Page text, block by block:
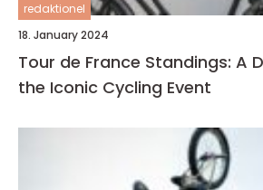
redaktionel
18. January 2024
Tour de France Standings: A
the Iconic Cycling Event